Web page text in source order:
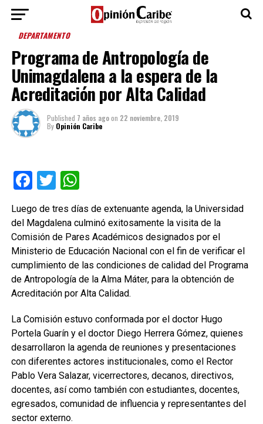
DEPARTAMENTO
Programa de Antropología de
Unimagdalena a la espera de la
Acreditación por Alta Calidad
Published 7 años agoon 22 noviembre, 2019
By Opinión Caribe
Facebook
TwitterWhatsApp
Luego de tres días de extenuante agenda, la Universidad
del Magdalena culminó exitosamente la visita de la
Comisión de Pares Académicos designados por el
Ministerio de Educación Nacional con el fin de verificar el
cumplimiento de las condiciones de calidad del Programa
de Antropología de la Alma Máter, para la obtención de
Acreditación por Alta Calidad.
La Comisión estuvo conformada por el doctor Hugo
Portela Guarín y el doctor Diego Herrera Gómez, quienes
desarrollaron la agenda de reuniones y presentaciones
con diferentes actores institucionales, como el Rector
Pablo Vera Salazar, vicerrectores, decanos, directivos,
docentes, así como también con estudiantes, docentes,
egresados, comunidad de influencia y representantes del
sector externo.